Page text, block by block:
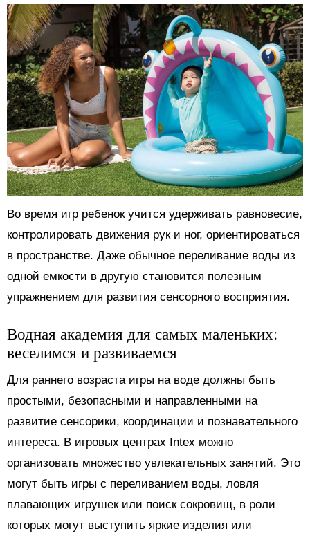
Во время игр ребенок учится удерживать равновесие,
контролировать движения рук и ног, ориентироваться
в пространстве. Даже обычное переливание воды из
одной емкости в другую становится полезным
упражнением для развития сенсорного восприятия.
Водная академия для самых маленьких:
веселимся и развиваемся
Для раннего возраста игры на воде должны быть
простыми, безопасными и направленными на
развитие сенсорики, координации и познавательного
интереса. В игровых центрах Intex можно
организовать множество увлекательных занятий. Это
могут быть игры с переливанием воды, ловля
плавающих игрушек или поиск сокровищ, в роли
которых могут выступить яркие изделия или